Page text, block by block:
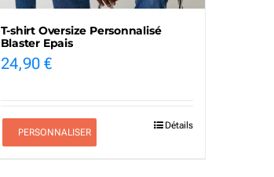
T-shirt Oversize Personnalisé
Blaster Epais
24,90 €
PERSONNALISER
Détails